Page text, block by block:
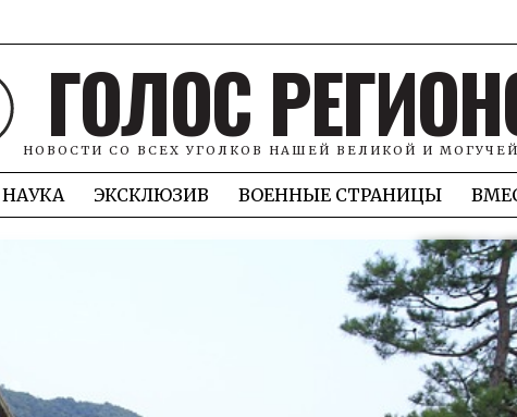
ГОЛОС
НОВОСТИ СО ВСЕХ УГОЛКОВ НАШЕЙ ВЕЛИКОЙ И
НАУКА ЭКСКЛЮЗИВ ВОЕННЫЕ СТРАНИЦЫ